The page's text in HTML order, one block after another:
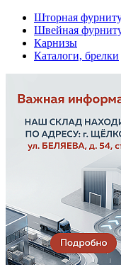
Шторная
Швейная
Карнизы
Каталоги, брелки